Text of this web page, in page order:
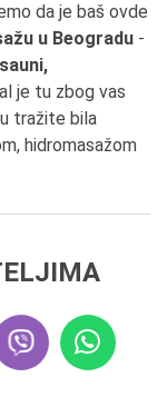
da je baš ovde
u Beogradu -
je tu zbog vas
tražite bila
hidromasažom